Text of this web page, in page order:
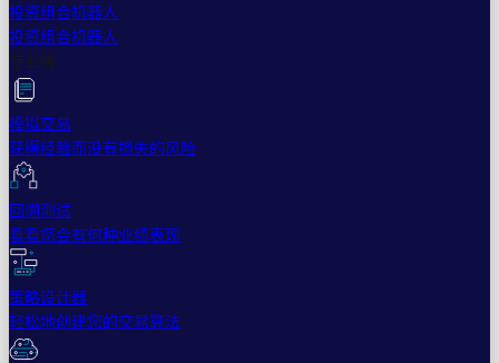
投资组合机器人
投资组合机器人
专业版
模拟交易
获得经验而没有损失的风险
回溯测试
看看您会有何种业绩表现
策略设计器
轻松地创建您的交易算法